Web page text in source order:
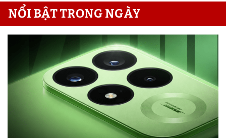
NỔI BẬT TRONG NGÀY